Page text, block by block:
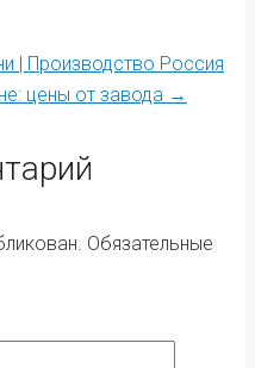
| Производство Россия
цены от завода →
Обязательные